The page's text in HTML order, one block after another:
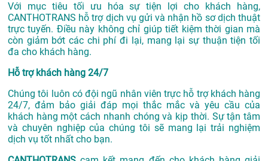
Với mục tiêu tối ưu hóa sự tiện lợi cho khách hàng,
CANTHOTRANS hỗ trợ dịch vụ gửi và nhận hồ sơ dịch thuật
trực tuyến. Điều này không chỉ giúp tiết kiệm thời gian mà
còn giảm bớt các chi phí đi lại, mang lại sự thuận tiện tối
đa cho khách hàng.
Hỗ trợ khách hàng 24/7
Chúng tôi luôn có đội ngũ nhân viên trực hỗ trợ khách hàng
24/7, đảm bảo giải đáp mọi thắc mắc và yêu cầu của
khách hàng một cách nhanh chóng và kịp thời. Sự tận tâm
và chuyên nghiệp của chúng tôi sẽ mang lại trải nghiệm
dịch vụ tốt nhất cho bạn.